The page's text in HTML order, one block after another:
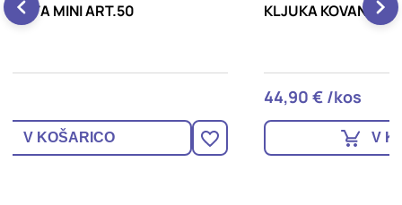
KLJUKA KOVANA 302 90MM ID.302.90.PZ
V KOŠARICO